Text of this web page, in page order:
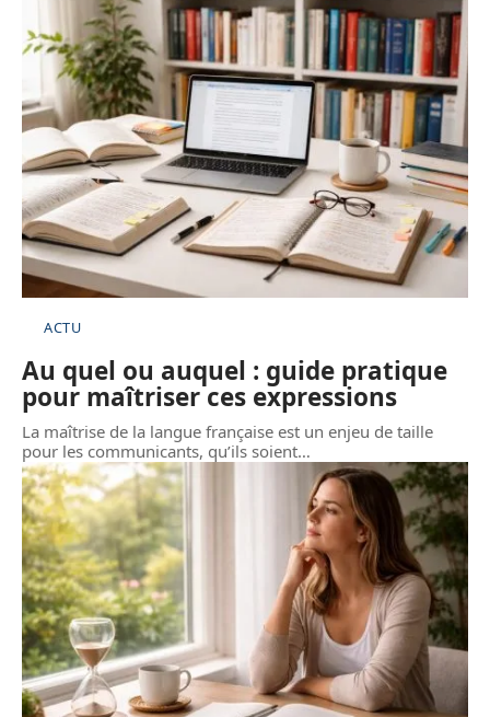
ACTU
Au quel ou auquel : guide pratique
pour maîtriser ces expressions
La maîtrise de la langue française est un enjeu de taille
pour les communicants, qu’ils soient…